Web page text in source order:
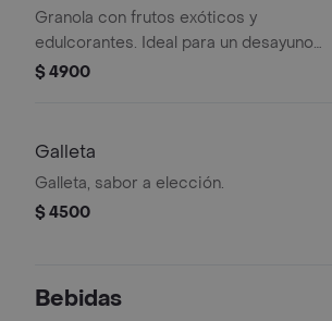
Granola con frutos exóticos y
edulcorantes. Ideal para un desayuno
o snack saludable.
$ 4900
Galleta
Galleta, sabor a elección.
$ 4500
Bebidas